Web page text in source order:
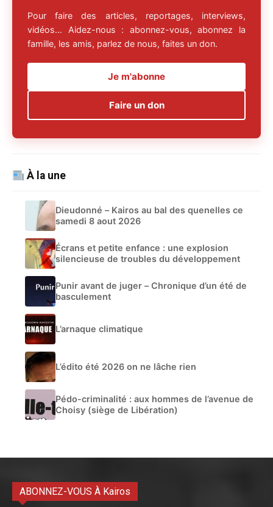
Pour faire des articles, reportages, interviews,
vidéos… Aidez-nous : abonnez-vous, abonnez la
famille, les amis, parlez de nous, faites un don.
Je m'abonne
Faire un don
À la une
Dieudonné – Kairos au bal des quenelles ce
samedi 8 aout 2026
Écrans et petite enfance : une explosion
silencieuse de troubles du développement
Punir avant de juger – Chronique d’un été de
basculement
L’arnaque climatique
L’édito été 2026 on ne lâche rien
Pédo-criminalité : aux hommes de l’avenue de
Choisy (siège de Libération)
ABONNEZ-VOUS À Kairos